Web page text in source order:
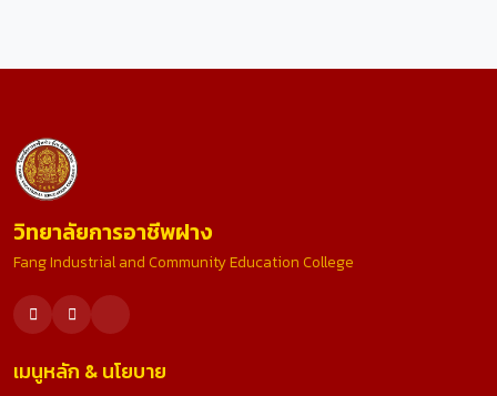
วิทยาลัยการอาชีพฝาง
Fang Industrial and Community Education College
เมนูหลัก & นโยบาย